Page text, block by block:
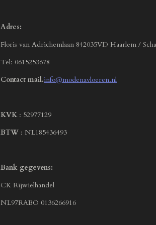
Adres:
Floris van Adrichemlaan 842035VD Haarlem /
Tel: 0615253678
Contact mail.info@modenavloeren.nl
KVK : 52977129
BTW : NL185436493
Bank gegevens:
CK Rijwielhandel
NL97RABO 0136266916